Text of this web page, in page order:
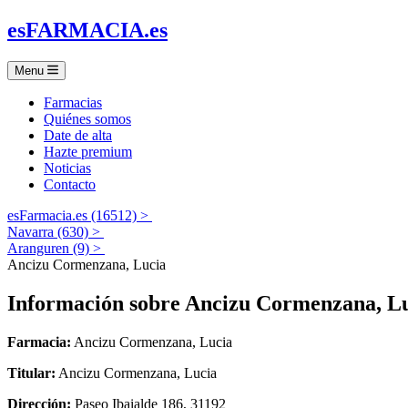
esFARMACIA.es
Menu
Farmacias
Quiénes somos
Date de alta
Hazte premium
Noticias
Contacto
esFarmacia.es (16512) >
Navarra (630) >
Aranguren (9) >
Ancizu Cormenzana, Lucia
Información sobre Ancizu Cormenzana,
Farmacia: Ancizu Cormenzana, Lucia
Titular: Ancizu Cormenzana, Lucia
Dirección: Paseo Ibaialde 186, 31192